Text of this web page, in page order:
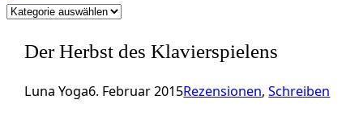
Kategorien
Der Herbst des Klavierspielens
Luna Yoga6. Februar 2015Rezensionen, Schreiben